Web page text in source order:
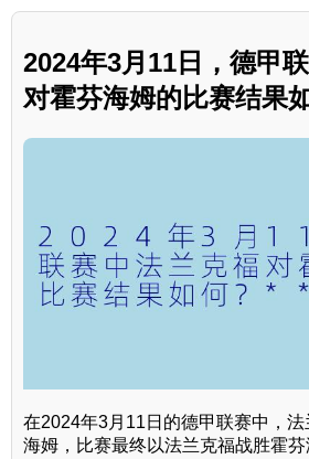
2024年3月11日，德甲
对霍芬海姆的比赛结果
在2024年3月11日的德甲联赛中，
海姆，比赛最终以法兰克福战胜霍